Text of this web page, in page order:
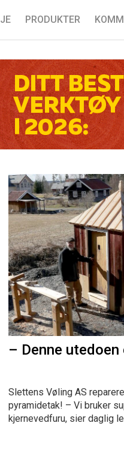
PRODUKTER
– Denne
Slettens Vøling AS
pyramidetak! – Vi bruker
kjernevedfuru, sier daglig